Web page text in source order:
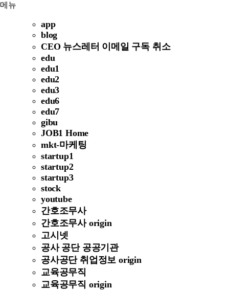
메뉴
app
blog
CEO 뉴스레터 이메일 구독 취소
edu
edu1
edu2
edu3
edu6
edu7
gibu
JOB1 Home
mkt-마케팅
startup1
startup2
startup3
stock
youtube
간호조무사
간호조무사 origin
고시넷
공사 공단 공공기관
공사공단 취업정보 origin
교육공무직
교육공무직 origin